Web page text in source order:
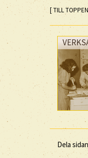
[ TILL
Dela sidan